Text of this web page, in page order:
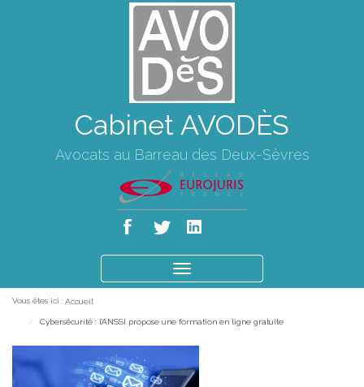
Cabinet AVODÈS
Avocats au Barreau des Deux-Sèvres
le
Vous êtes ici : Accueil
Cybersécurité : l'ANSSI propose une formation en ligne gratuite